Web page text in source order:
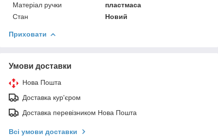
Матеріал ручки
пластмаса
Стан
Новий
Приховати
Умови доставки
Нова Пошта
Доставка кур'єром
Доставка перевізником Нова Пошта
Всі умови доставки